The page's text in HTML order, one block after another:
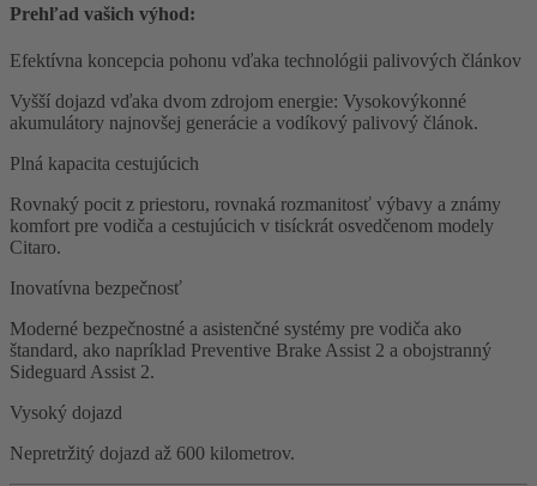
Prehľad vašich výhod:
Efektívna koncepcia pohonu vďaka technológii palivových článkov
Vyšší dojazd vďaka dvom zdrojom energie: Vysokovýkonné
akumulátory najnovšej generácie a vodíkový palivový článok.
Plná kapacita cestujúcich
Rovnaký pocit z priestoru, rovnaká rozmanitosť výbavy a známy
komfort pre vodiča a cestujúcich v tisíckrát osvedčenom modely
Citaro.
Inovatívna bezpečnosť
Moderné bezpečnostné a asistenčné systémy pre vodiča ako
štandard, ako napríklad Preventive Brake Assist 2 a obojstranný
Sideguard Assist 2.
Vysoký dojazd
Nepretržitý dojazd až 600 kilometrov.